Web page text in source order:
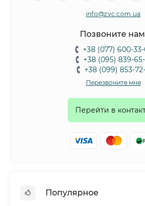
info@zvc.com.ua
Позвоните
+38 (077) 600-
+38 (095) 839-
+38 (099) 853-
Перезвоните мне
Перейти в
Популярное